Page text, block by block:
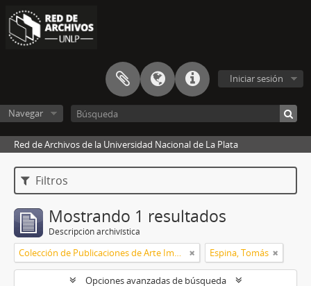
Iniciar sesión
Navegar
Red de Archivos de la Universidad Nacional de La Plata
Filtros
Mostrando 1 resultados
Descripción archivística
Colección de Publicaciones de Arte Impreso Espina, Tomás
Opciones avanzadas de búsqueda